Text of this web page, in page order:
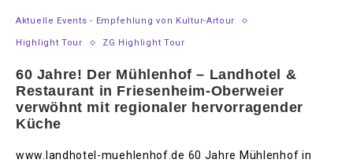
Aktuelle Events - Empfehlung von Kultur-Artour
Highlight Tour ZG Highlight Tour
60 Jahre! Der Mühlenhof – Landhotel &
Restaurant in Friesenheim-Oberweier
verwöhnt mit regionaler hervorragender
Küche
www.landhotel-muehlenhof.de 60 Jahre Mühlenhof in